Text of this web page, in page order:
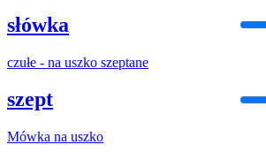
słówka
czułe - na uszko szeptane
szept
Mówka na uszko